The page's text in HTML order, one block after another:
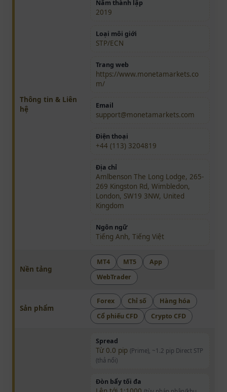
Thông tin & Liên
hệ
Năm thành lập
2019
Loại môi giới
STP/ECN
Trang web
https://www.monetamarkets.co
m/
Email
support@monetamarkets.com
Điện thoại
+44 (113) 3204819
Địa chỉ
Amlbenson The Long Lodge, 265-
269 Kingston Rd, Wimbledon,
London, SW19 3NW, United
Kingdom
Ngôn ngữ
Tiếng Anh, Tiếng Việt
Nền tảng
MT4 MT5
App
WebTrader
Sản phẩm
Forex Chỉ số
Hàng hóa
Cổ phiếu CFD
Crypto CFD
Spread
Từ 0.0 pip (Prime), ~1.2 pip Direct STP
(thả nổi)
Đòn bẩy tối đa